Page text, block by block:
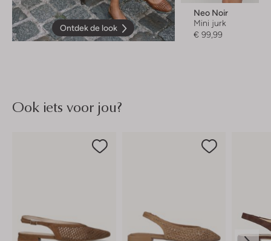
Ontdek de look
Neo Noir
Mini jurk
€ 99,99
Ook iets voor jou?